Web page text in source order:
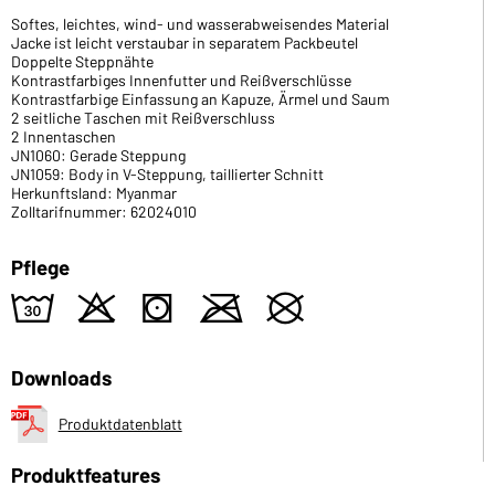
Softes, leichtes, wind- und wasserabweisendes Material
Jacke ist leicht verstaubar in separatem Packbeutel
Doppelte Steppnähte
Kontrastfarbiges Innenfutter und Reißverschlüsse
Kontrastfarbige Einfassung an Kapuze, Ärmel und Saum
2 seitliche Taschen mit Reißverschluss
2 Innentaschen
JN1060: Gerade Steppung
JN1059: Body in V-Steppung, taillierter Schnitt
Herkunftsland: Myanmar
Zolltarifnummer: 62024010
Pflege
w o s m U
Downloads
Produktdatenblatt
Produktfeatures